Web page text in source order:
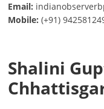
Email:
Mobile: (+91)
Shalini